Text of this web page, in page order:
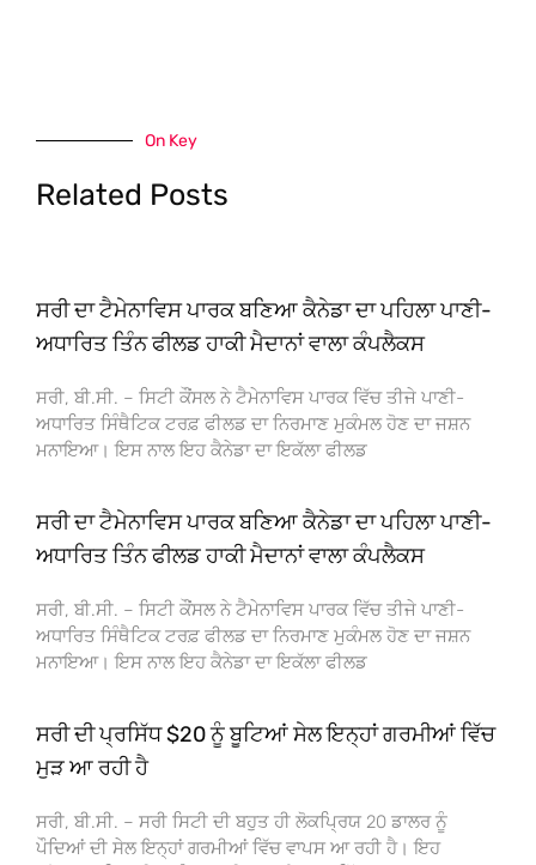
On Key
Related Posts
ਸਰੀ ਦਾ ਟੈਮੇਨਾਵਿਸ ਪਾਰਕ ਬਣਿਆ ਕੈਨੇਡਾ ਦਾ ਪਹਿਲਾ ਪਾਣੀ-
ਅਧਾਰਿਤ ਤਿੰਨ ਫੀਲਡ ਹਾਕੀ ਮੈਦਾਨਾਂ ਵਾਲਾ ਕੰਪਲੈਕਸ
ਸਰੀ, ਬੀ.ਸੀ. – ਸਿਟੀ ਕੌਂਸਲ ਨੇ ਟੈਮੇਨਾਵਿਸ ਪਾਰਕ ਵਿੱਚ ਤੀਜੇ ਪਾਣੀ-
ਅਧਾਰਿਤ ਸਿੰਥੈਟਿਕ ਟਰਫ਼ ਫੀਲਡ ਦਾ ਨਿਰਮਾਣ ਮੁਕੰਮਲ ਹੋਣ ਦਾ ਜਸ਼ਨ
ਮਨਾਇਆ। ਇਸ ਨਾਲ ਇਹ ਕੈਨੇਡਾ ਦਾ ਇਕੱਲਾ ਫੀਲਡ
ਸਰੀ ਦਾ ਟੈਮੇਨਾਵਿਸ ਪਾਰਕ ਬਣਿਆ ਕੈਨੇਡਾ ਦਾ ਪਹਿਲਾ ਪਾਣੀ-
ਅਧਾਰਿਤ ਤਿੰਨ ਫੀਲਡ ਹਾਕੀ ਮੈਦਾਨਾਂ ਵਾਲਾ ਕੰਪਲੈਕਸ
ਸਰੀ, ਬੀ.ਸੀ. – ਸਿਟੀ ਕੌਂਸਲ ਨੇ ਟੈਮੇਨਾਵਿਸ ਪਾਰਕ ਵਿੱਚ ਤੀਜੇ ਪਾਣੀ-
ਅਧਾਰਿਤ ਸਿੰਥੈਟਿਕ ਟਰਫ਼ ਫੀਲਡ ਦਾ ਨਿਰਮਾਣ ਮੁਕੰਮਲ ਹੋਣ ਦਾ ਜਸ਼ਨ
ਮਨਾਇਆ। ਇਸ ਨਾਲ ਇਹ ਕੈਨੇਡਾ ਦਾ ਇਕੱਲਾ ਫੀਲਡ
ਸਰੀ ਦੀ ਪ੍ਰਸਿੱਧ $20 ਨੂੰ ਬੂਟਿਆਂ ਸੇਲ ਇਨ੍ਹਾਂ ਗਰਮੀਆਂ ਵਿੱਚ
ਮੁੜ ਆ ਰਹੀ ਹੈ
ਸਰੀ, ਬੀ.ਸੀ. – ਸਰੀ ਸਿਟੀ ਦੀ ਬਹੁਤ ਹੀ ਲੋਕਪ੍ਰਿਯ 20 ਡਾਲਰ ਨੂੰ
ਪੌਦਿਆਂ ਦੀ ਸੇਲ ਇਨ੍ਹਾਂ ਗਰਮੀਆਂ ਵਿੱਚ ਵਾਪਸ ਆ ਰਹੀ ਹੈ। ਇਹ